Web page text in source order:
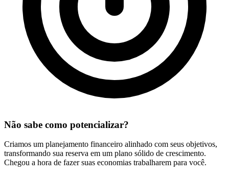
Não sabe como potencializar?
Criamos um planejamento financeiro alinhado com seus objetivos,
transformando sua reserva em um plano sólido de crescimento.
Chegou a hora de fazer suas economias trabalharem para você.